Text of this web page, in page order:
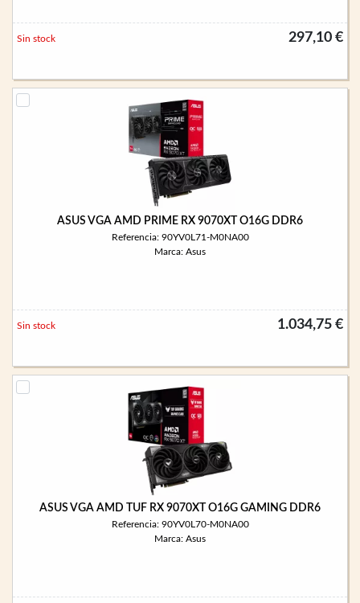
297,10 €
Sin stock
ASUS VGA AMD PRIME RX 9070XT O16G DDR6
Referencia: 90YV0L71-M0NA00
Marca: Asus
1.034,75 €
Sin stock
ASUS VGA AMD TUF RX 9070XT O16G GAMING DDR6
Referencia: 90YV0L70-M0NA00
Marca: Asus